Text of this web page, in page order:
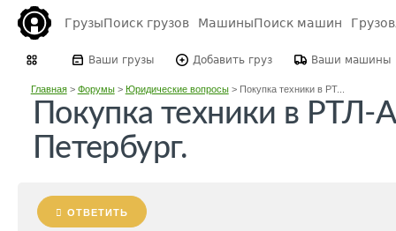
ГрузыПоиск грузов МашиныПоиск машин
Ваши грузы Добавить груз Ваши машины
Главная> Форумы> Юридические вопросы> Покупка техники в РТ...
Покупка техники в РТЛ-
Петербург.
ОТВЕТИТЬ